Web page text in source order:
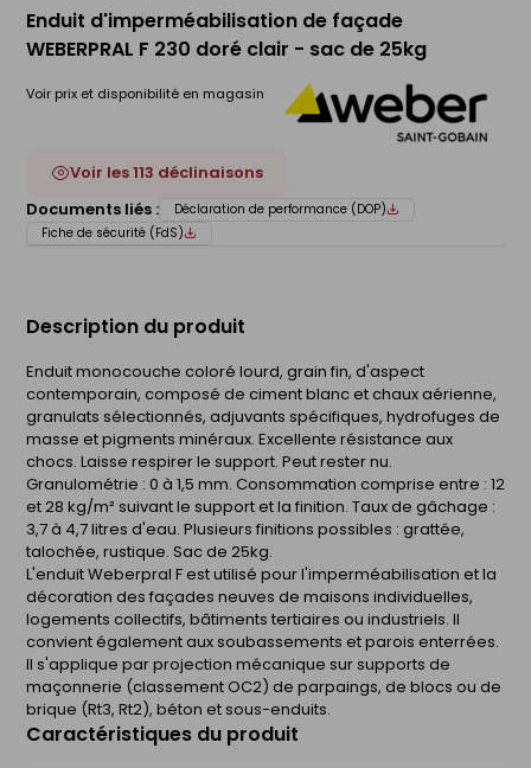
Enduit d'imperméabilisation de façade
WEBERPRAL F 230 doré clair - sac de 25kg
Voir prix et disponibilité en magasin
Voir les 113 déclinaisons
Documents liés :
Déclaration de performance (DOP)
Fiche de sécurité (FdS)
Description du produit
Enduit monocouche coloré lourd, grain fin, d'aspect
contemporain, composé de ciment blanc et chaux aérienne,
granulats sélectionnés, adjuvants spécifiques, hydrofuges de
masse et pigments minéraux. Excellente résistance aux
chocs. Laisse respirer le support. Peut rester nu.
Granulométrie : 0 à 1,5 mm. Consommation comprise entre : 12
et 28 kg/m² suivant le support et la finition. Taux de gâchage :
3,7 à 4,7 litres d'eau. Plusieurs finitions possibles : grattée,
talochée, rustique. Sac de 25kg.
L'enduit Weberpral F est utilisé pour l'imperméabilisation et la
décoration des façades neuves de maisons individuelles,
logements collectifs, bâtiments tertiaires ou industriels. Il
convient également aux soubassements et parois enterrées.
Il s'applique par projection mécanique sur supports de
maçonnerie (classement OC2) de parpaings, de blocs ou de
brique (Rt3, Rt2), béton et sous-enduits.
Caractéristiques du produit